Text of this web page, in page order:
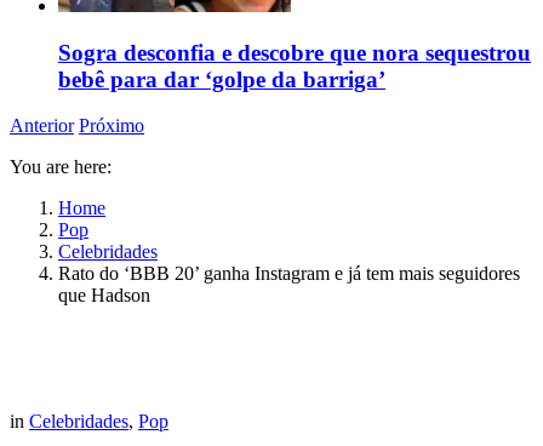
Sogra desconfia e descobre que nora sequestrou
bebê para dar ‘golpe da barriga’
Anterior Próximo
You are here:
Home
Pop
Celebridades
Rato do ‘BBB 20’ ganha Instagram e já tem mais seguidores
que Hadson
in Celebridades, Pop